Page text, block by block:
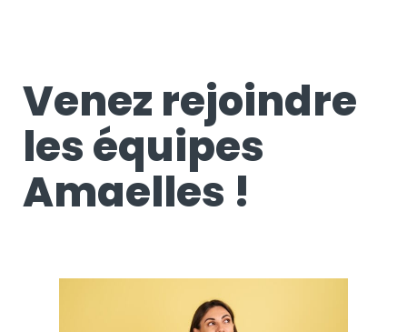
Venez rejoindre
les équipes
Amaelles !